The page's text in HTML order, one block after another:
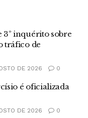
3º inquérito sobre
tráfico de
DE 2026 0
é oficializada
DE 2026 0